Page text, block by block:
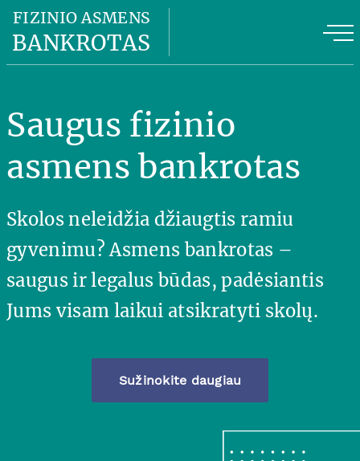
FIZINIO ASMENS
BANKROTAS Fizinio asmens bankroto kaina
Apie mus
Kontaktai
Saugus fizinio
asmens bankrotas
Skolos neleidžia džiaugtis ramiu
gyvenimu? Asmens bankrotas –
saugus ir legalus būdas, padėsiantis
Jums visam laikui atsikratyti skolų.
Sužinokite daugiau